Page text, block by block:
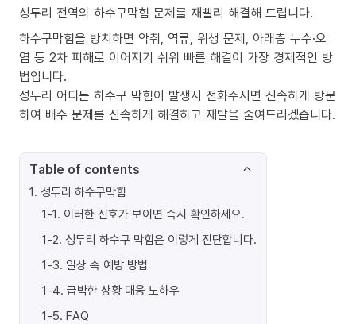
성두리 전역의 하수구막힘 문제를 재빨리 해결해 드립니다.
하수구막힘을 방치하면 악취, 역류, 위생 문제, 아래층 누수·오
염 등 2차 피해로 이어지기 쉬워 빠른 해결이 가장 경제적인 방
법입니다.
성두리 어디든 하수구 막힘이 발생시 전화주시면 신속하게 방문
하여 배수 문제를 신속하게 해결하고 재발을 줄여드리겠습니다.
Table of contents
1. 성두리 하수구막힘
1-1. 이러한 신호가 보이면 즉시 확인하세요.
1-2. 성두리 하수구 막힘은 이렇게 진단합니다.
1-3. 일상 속 예방 방법
1-4. 급박한 상황 대응 노하우
1-5. FAQ